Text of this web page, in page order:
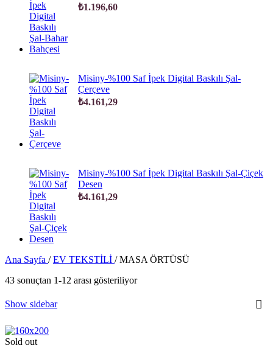
₺1.196,60
Misiny-%100 Saf İpek Digital Baskılı Şal-
Çerçeve
₺4.161,29
Misiny-%100 Saf İpek Digital Baskılı Şal-Çiçek
Desen
₺4.161,29
Ana Sayfa / EV TEKSTİLİ / MASA ÖRTÜSÜ
43 sonuçtan 1-12 arası gösteriliyor
Show sidebar
Sold out